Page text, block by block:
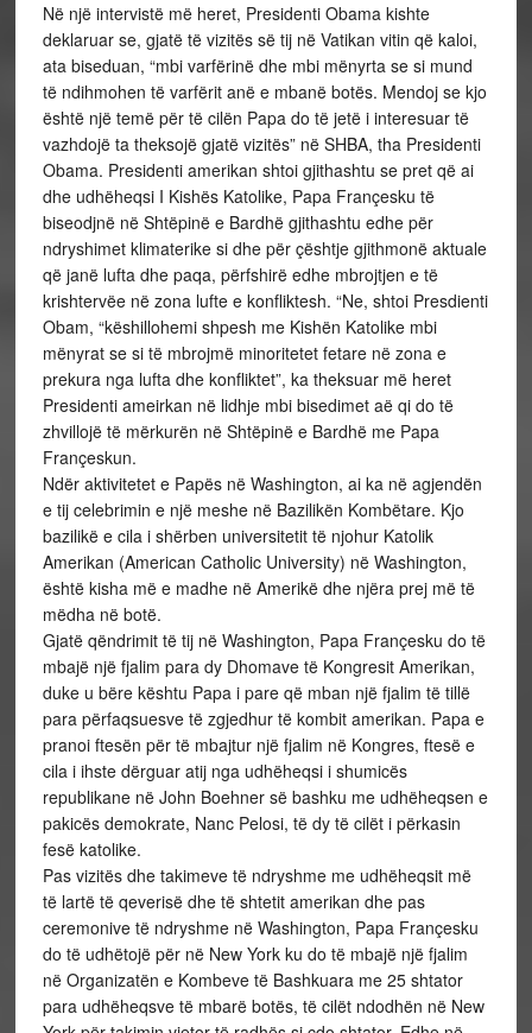
Në një intervistë më heret, Presidenti Obama kishte
deklaruar se, gjatë të vizitës së tij në Vatikan vitin që kaloi,
ata biseduan, “mbi varfërinë dhe mbi mënyrta se si mund
të ndihmohen të varfërit anë e mbanë botës. Mendoj se kjo
është një temë për të cilën Papa do të jetë i interesuar të
vazhdojë ta theksojë gjatë vizitës” në SHBA, tha Presidenti
Obama. Presidenti amerikan shtoi gjithashtu se pret që ai
dhe udhëheqsi I Kishës Katolike, Papa Françesku të
biseodjnë në Shtëpinë e Bardhë gjithashtu edhe për
ndryshimet klimaterike si dhe për çështje gjithmonë aktuale
që janë lufta dhe paqa, përfshirë edhe mbrojtjen e të
krishtervëe në zona lufte e konfliktesh. “Ne, shtoi Presdienti
Obam, “këshillohemi shpesh me Kishën Katolike mbi
mënyrat se si të mbrojmë minoritetet fetare në zona e
prekura nga lufta dhe konfliktet”, ka theksuar më heret
Presidenti ameirkan në lidhje mbi bisedimet aë qi do të
zhvillojë të mërkurën në Shtëpinë e Bardhë me Papa
Françeskun.
Ndër aktivitetet e Papës në Washington, ai ka në agjendën
e tij celebrimin e një meshe në Bazilikën Kombëtare. Kjo
bazilikë e cila i shërben universitetit të njohur Katolik
Amerikan (American Catholic University) në Washington,
është kisha më e madhe në Amerikë dhe njëra prej më të
mëdha në botë.
Gjatë qëndrimit të tij në Washington, Papa Françesku do të
mbajë një fjalim para dy Dhomave të Kongresit Amerikan,
duke u bëre kështu Papa i pare që mban një fjalim të tillë
para përfaqsuesve të zgjedhur të kombit amerikan. Papa e
pranoi ftesën për të mbajtur një fjalim në Kongres, ftesë e
cila i ihste dërguar atij nga udhëheqsi i shumicës
republikane në John Boehner së bashku me udhëheqsen e
pakicës demokrate, Nanc Pelosi, të dy të cilët i përkasin
fesë katolike.
Pas vizitës dhe takimeve të ndryshme me udhëheqsit më
të lartë të qeverisë dhe të shtetit amerikan dhe pas
ceremonive të ndryshme në Washington, Papa Françesku
do të udhëtojë për në New York ku do të mbajë një fjalim
në Organizatën e Kombeve të Bashkuara me 25 shtator
para udhëheqsve të mbarë botës, të cilët ndodhën në New